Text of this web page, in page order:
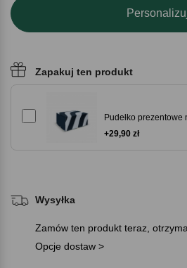
Zapakuj ten produkt
Pudełko
+29,90 zł
Wysyłka
Zamów ten produkt teraz,
Opcje dostaw >